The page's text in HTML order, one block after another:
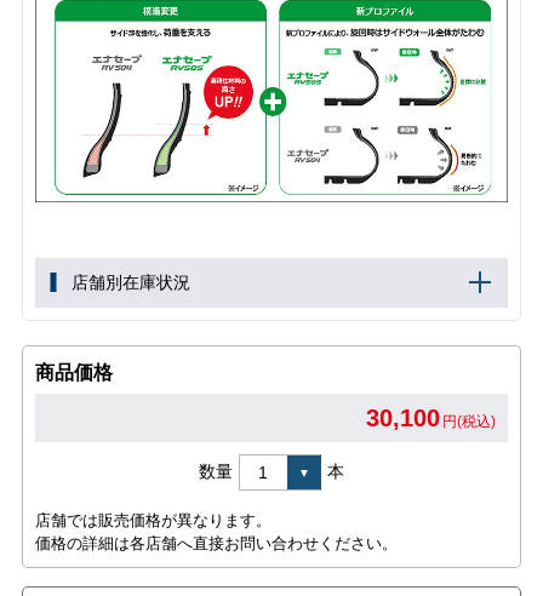
店舗別在庫状況
商品価格
30,100 円(税込)
数量 本
店舗では販売価格が異なります。
価格の詳細は各店舗へ直接お問い合わせください。